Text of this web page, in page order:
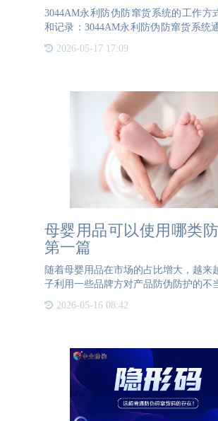
3044AM永利防伪防窜货系统的工作方
和记录：3044AM永利防伪防窜货系统
品分配独一无二的专属防伪码，一般
体，将其与生产信息和供应链相关数据
2026-05-17 17:09
母婴用品可以使用哪类
第一篇
随着母婴用品在市场的占比增大，越来
子利用一些品牌方对产品防伪防护的不
量，妈妈和宝宝们的身体健康随时面临
2026-05-16 08:42